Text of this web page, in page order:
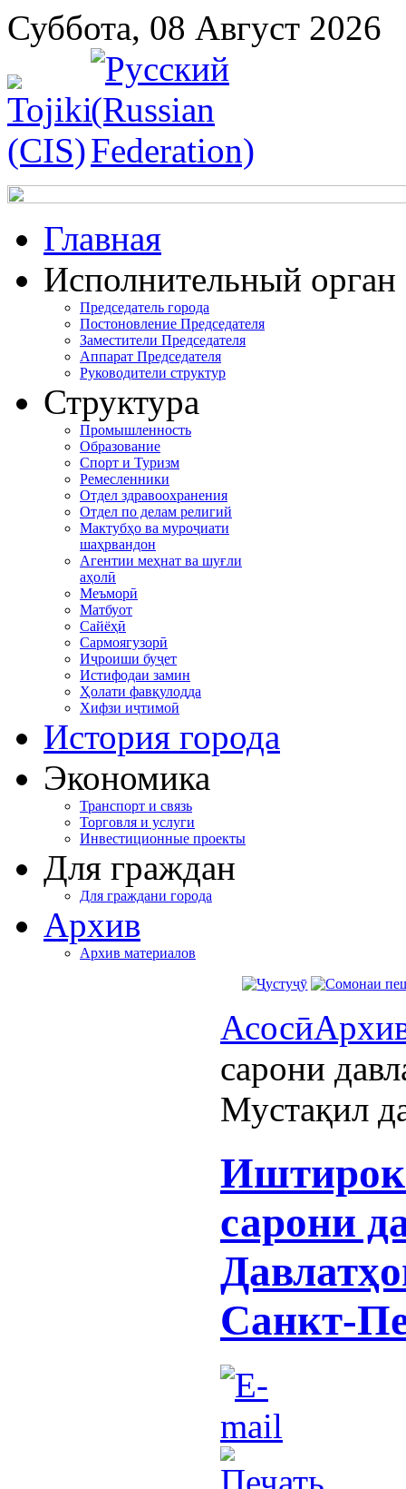
Суббота, 08 Август 2026
Главная
Исполнительный орган
Председатель города
Постоновление Председателя
Заместители Председателя
Аппарат Председателя
Руководители структур
Структура
Промышленность
Образование
Спорт и Туризм
Ремесленники
Отдел здравоохранения
Отдел по делам религий
Мактубҳо ва муроҷиати
шаҳрвандон
Агентии меҳнат ва шуғли
аҳолӣ
Меъморӣ
Матбуот
Сайёҳӣ
Сармоягузорӣ
Иҷроиши буҷет
Истифодаи замин
Ҳолати фавқулодда
Хифзи иҷтимоӣ
История города
Экономика
Транспорт и связь
Торговля и услуги
Инвестиционные проекты
Для граждан
Для граждани города
Архив
Архив материалов
Асосӣ
сарони
Мустақил
Иштирок
сарони
Санкт-